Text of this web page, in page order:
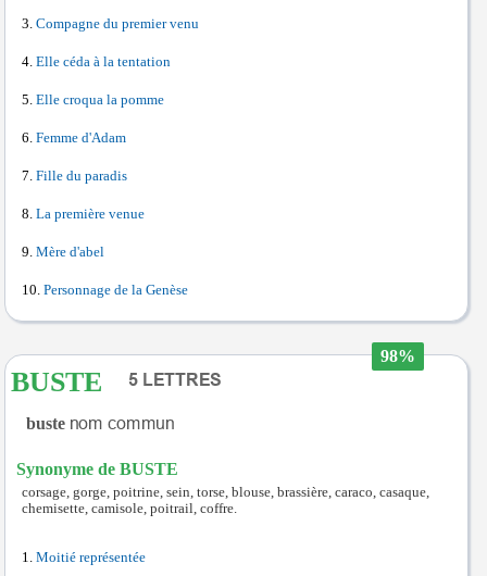
Compagne du premier venu
Elle céda à la tentation
Elle croqua la pomme
Femme d'Adam
Fille du paradis
La première venue
Mère d'abel
Personnage de la Genèse
98%
BUSTE
buste
Synonyme de BUSTE
corsage, gorge, poitrine, sein, torse, blouse, brassière, caraco, casaque,
chemisette, camisole, poitrail, coffre.
Moitié représentée